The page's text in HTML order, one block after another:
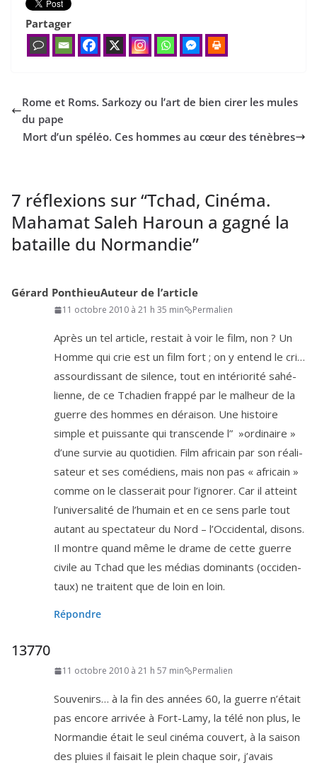
Partager
Rome et Roms. Sarkozy ou l’art de bien cirer les mules
du pape
Mort d’un spéléo. Ces hommes au cœur des ténèbres
7 réflexions sur “Tchad, Cinéma.
Mahamat Saleh Haroun a gagné la
bataille du Normandie”
Gérard PonthieuAuteur de l’article
11 octobre 2010 à 21 h 35 min Permalien
Après un tel article, res­tait à voir le film, non ? Un
Homme qui crie est un film fort ; on y entend le cri…
assour­dis­sant de silence, tout en inté­rio­ri­té sahé­
lienne, de ce Tchadien frap­pé par le mal­heur de la
guerre des hommes en dérai­son. Une his­toire
simple et puis­sante qui trans­cende l” »ordi­naire »
d’une sur­vie au quo­ti­dien. Film afri­cain par son réa­li­
sa­teur et ses comé­diens, mais non pas « afri­cain »
comme on le clas­se­rait pour l’i­gno­rer. Car il atteint
l’u­ni­ver­sa­li­té de l’hu­main et en ce sens parle tout
autant au spec­ta­teur du Nord – l’Occidental, disons.
Il montre quand même le drame de cette guerre
civile au Tchad que les médias domi­nants (occi­den­
taux) ne traitent que de loin en loin.
Répondre
13770
11 octobre 2010 à 21 h 57 min Permalien
Souvenirs… à la fin des années 60, la guerre n’é­tait
pas encore arri­vée à Fort-Lamy, la télé non plus, le
Normandie était le seul ciné­ma cou­vert, à la sai­son
des pluies il fai­sait le plein chaque soir, j’a­vais